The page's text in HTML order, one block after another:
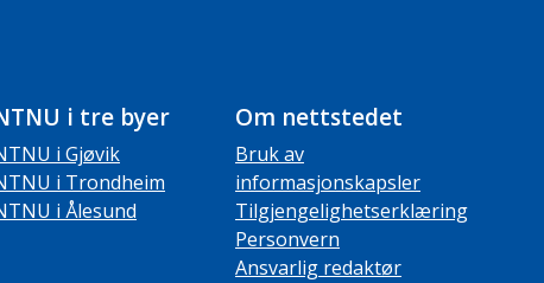
i tre byer
i Gjøvik
i Trondheim
i Ålesund
Om nettstedet
Bruk av
informasjonskapsler
Tilgjengelighetserklæring
Personvern
Ansvarlig redaktør